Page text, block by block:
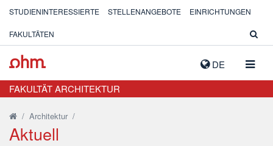
DE
STUDIENINTERESSIERTE STELLENANGEBOTE EINRICHTUNGEN
FAKULTÄTEN
FAKULTÄT ARCHITEKTUR
/ Architektur /
Aktuell